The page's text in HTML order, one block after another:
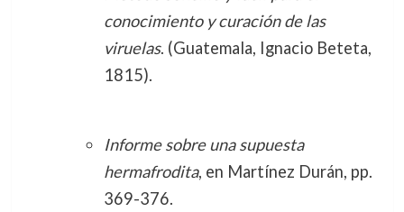
conocimiento y curación de las
viruelas. (Guatemala, Ignacio Beteta,
1815).
Informe sobre una supuesta
hermafrodita, en Martínez Durán, pp.
369-376.